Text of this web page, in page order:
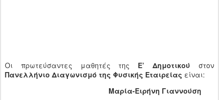
Οι πρωτεύσαντες μαθητές της Ε’ Δημοτικού στον
Πανελλήνιο Διαγωνισμό της Φυσικής Εταιρείας είναι:
Μαρία-Ειρήνη Γιαννούση